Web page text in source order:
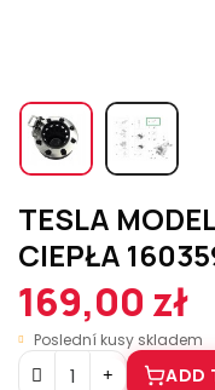
TESLA
CIEPŁA
169,00 zł
Poslední kusy skladem
ADD